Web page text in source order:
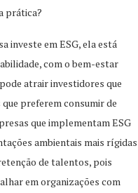
prática?
investe em ESG, ela está
com o bem-estar
atrair investidores que
preferem consumir de
que implementam ESG
ambientais mais rígidas
de talentos, pois
em organizações com